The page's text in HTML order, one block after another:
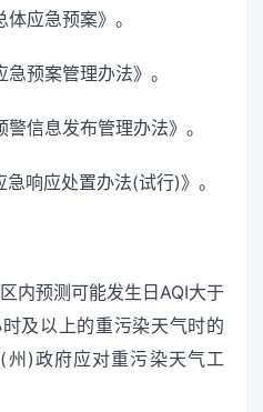
应急预案》。
预案管理办法》。
信息发布管理办法》。
响应处置办法(试行)》。
内预测可能发生日AQI大于
及以上的重污染天气时的
)政府应对重污染天气工